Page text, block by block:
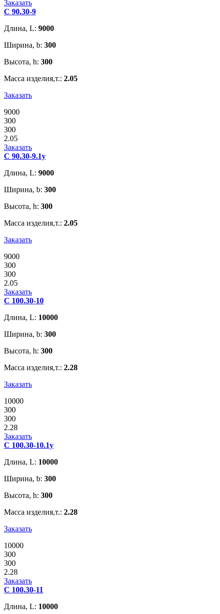
Заказать
С 90.30-9
Длина, L: 9000
Ширина, b: 300
Высота, h: 300
Масса изделия,т.: 2.05
Заказать
9000
300
300
2.05
Заказать
С 90.30-9.1у
Длина, L: 9000
Ширина, b: 300
Высота, h: 300
Масса изделия,т.: 2.05
Заказать
9000
300
300
2.05
Заказать
С 100.30-10
Длина, L: 10000
Ширина, b: 300
Высота, h: 300
Масса изделия,т.: 2.28
Заказать
10000
300
300
2.28
Заказать
С 100.30-10.1у
Длина, L: 10000
Ширина, b: 300
Высота, h: 300
Масса изделия,т.: 2.28
Заказать
10000
300
300
2.28
Заказать
С 100.30-11
Длина, L: 10000